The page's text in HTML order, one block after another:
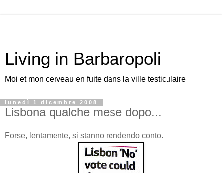
Living in Barbaropoli
Moi et mon cerveau en fuite dans la ville testiculaire
lunedì 1 dicembre 2008
Lisbona qualche mese dopo...
Forse, lentamente, si stanno rendendo conto.